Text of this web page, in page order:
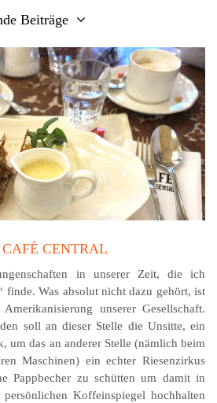
Beiträge
CENTRAL
in unserer Zeit, die ich
finde. Was absolut nicht dazu gehört, ist
unserer Gesellschaft.
soll an dieser Stelle die Unsitte, ein
um das an anderer Stelle (nämlich beim
Maschinen) ein echter Rie­sen­zirkus
Pappbecher zu schütten um damit in
Koffeinspiegel hochhalten